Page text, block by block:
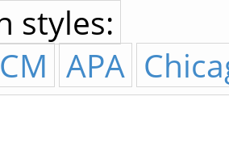
styles:
APA